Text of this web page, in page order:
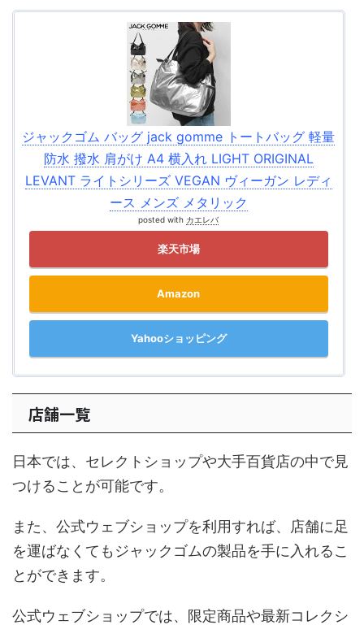
ジャックゴム バッグ jack gomme トートバッグ 軽量
防水 撥水 肩がけ A4 横入れ LIGHT ORIGINAL
LEVANT ライトシリーズ VEGAN ヴィーガン レディ
ース メンズ メタリック
posted with カエレバ
楽天市場
Amazon
Yahooショッピング
店舗一覧
日本では、セレクトショップや大手百貨店の中で見
つけることが可能です。
また、公式ウェブショップを利用すれば、店舗に足
を運ばなくてもジャックゴムの製品を手に入れるこ
とができます。
公式ウェブショップでは、限定商品や最新コレクシ